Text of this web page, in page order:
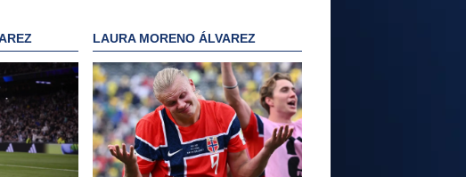
LAURA MORENO ÁLVAREZ